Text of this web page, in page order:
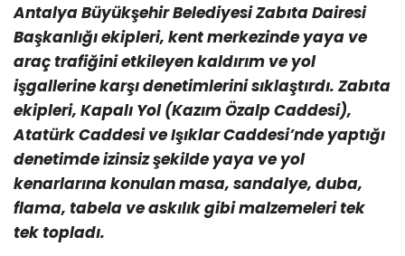
Antalya Büyükşehir Belediyesi Zabıta Dairesi
Başkanlığı ekipleri, kent merkezinde yaya ve
araç trafiğini etkileyen kaldırım ve yol
işgallerine karşı denetimlerini sıklaştırdı. Zabıta
ekipleri, Kapalı Yol (Kazım Özalp Caddesi),
Atatürk Caddesi ve Işıklar Caddesi’nde yaptığı
denetimde izinsiz şekilde yaya ve yol
kenarlarına konulan masa, sandalye, duba,
flama, tabela ve askılık gibi malzemeleri tek
tek topladı.